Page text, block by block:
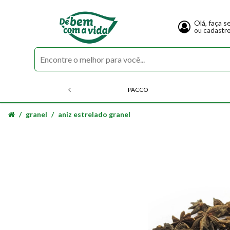
Olá, faça
ou
PACCO
granel aniz estrelado granel